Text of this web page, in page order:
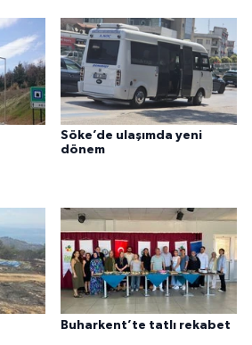
Söke’de ulaşımda yeni
dönem
Buharkent’te tatlı rekabet